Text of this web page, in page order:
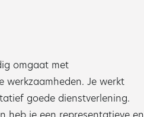
omgaat met
werkzaamheden. Je werkt
goede dienstverlening.